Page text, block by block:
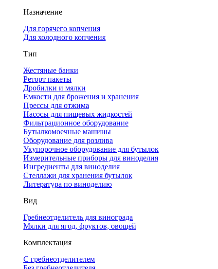
Назначение
Для горячего копчения
Для холодного копчения
Тип
Жестяные банки
Реторт пакеты
Дробилки и мялки
Емкости для брожения и хранения
Прессы для отжима
Насосы для пищевых жидкостей
Фильтрационное оборудование
Бутылкомоечные машины
Оборудование для розлива
Укупорочное оборудование для бутылок
Измерительные приборы для виноделия
Ингредиенты для виноделия
Стеллажи для хранения бутылок
Литература по виноделию
Вид
Гребнеотделитель для винограда
Мялки для ягод, фруктов, овощей
Комплектация
С гребнеотделителем